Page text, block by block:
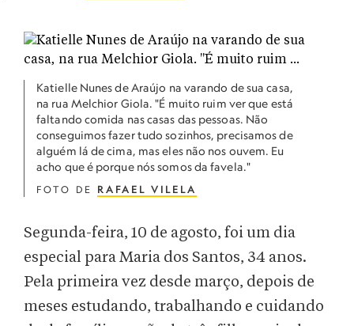
Katielle Nunes de Araújo na varando de sua casa,
na rua Melchior Giola. "É muito ruim ver que está
faltando comida nas casas das pessoas. Não
conseguimos fazer tudo sozinhos, precisamos de
alguém lá de cima, mas eles não nos ouvem. Eu
acho que é porque nós somos da favela."
FOTO DE RAFAEL VILELA
Segunda-feira, 10 de agosto, foi um dia
especial para Maria dos Santos, 34 anos.
Pela primeira vez desde março, depois de
meses estudando, trabalhando e cuidando